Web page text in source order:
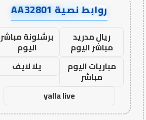
روابط نصية AA32801
ريال مدريد
مباشر اليوم
برشلونة مباشر
اليوم
مباريات اليوم
مباشر
يلا لايف
yalla live